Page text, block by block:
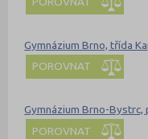
Gymnázium Brno, třída
POROVNAT
Gymnázium Brno-
POROVNAT